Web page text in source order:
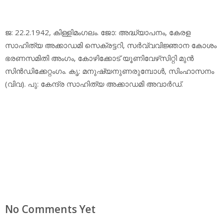
ജ: 22.2.1942, കിള്ളിമംഗലം. ജോ: അദ്ധ്യാപനം, കേരള
സാഹിത്യ അക്കാഡമി സെക്രട്ടറി, സര്‍വ്വവിജ്ഞാന കോശം
ഭരണസമിതി അംഗം, കോഴിക്കോട് യൂണിവേഴ്‌സിറ്റി മുന്‍
സിന്‍ഡിക്കേറ്റംഗം. കൃ: മനുഷ്യനുണരുമ്പോള്‍, സിംഹാസനം
(വിവ). പു: കേന്ദ്ര സാഹിത്യ അക്കാഡമി അവാര്‍ഡ്.
No Comments Yet